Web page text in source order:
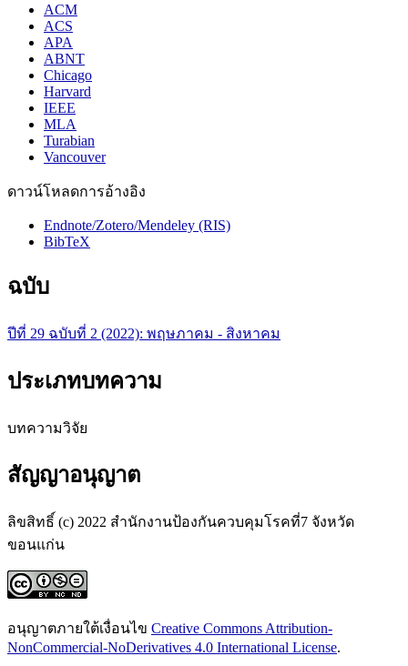
ACM
ACS
APA
ABNT
Chicago
Harvard
IEEE
MLA
Turabian
Vancouver
ดาวน์โหลดการอ้างอิง
Endnote/Zotero/Mendeley (RIS)
BibTeX
ฉบับ
ปีที่ 29 ฉบับที่ 2 (2022): พฤษภาคม - สิงหาคม
ประเภทบทความ
บทความวิจัย
สัญญาอนุญาต
ลิขสิทธิ์ (c) 2022 สำนักงานป้องกันควบคุมโรคที่7 จังหวัด
ขอนแก่น
อนุญาตภายใต้เงื่อนไข Creative Commons Attribution-
NonCommercial-NoDerivatives 4.0 International License.